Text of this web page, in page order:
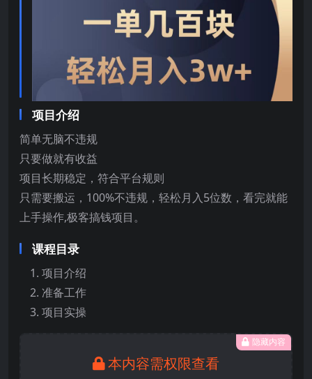
项目介绍
简单无脑不违规
只要做就有收益
项目长期稳定，符合平台规则
只需要搬运，100%不违规，轻松月入5位数，看完就能
上手操作,极客搞钱项目。
课程目录
项目介绍
准备工作
项目实操
隐藏内容
本内容需权限查看